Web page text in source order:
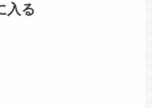
入る